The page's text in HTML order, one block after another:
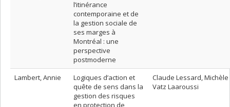
l’itinérance
contemporaine et de
la gestion sociale de
ses marges à
Montréal : une
perspective
postmoderne
Lambert, Annie
Logiques d’action et
quête de sens dans la
gestion des risques
en protection de
Claude Lessard, Michèle
Vatz Laaroussi